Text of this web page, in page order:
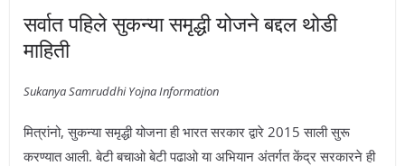
सर्वात पहिले सुकन्या समृद्धी योजने बद्दल थोडी
माहिती
Sukanya Samruddhi Yojna Information
मित्रांनो, सुकन्या समृद्धी योजना ही भारत सरकार द्वारे 2015 साली सुरू
करण्यात आली. बेटी बचाओ बेटी पढाओ या अभियान अंतर्गत केंद्र सरकारने ही